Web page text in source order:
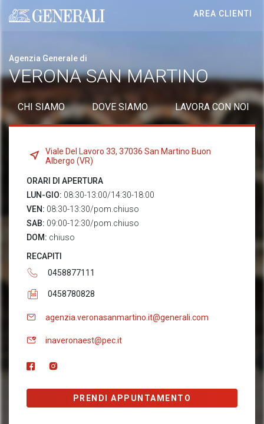
Generali logo
AREA CLIENTI
Agenzia Generale di
VERONA SAN MARTINO
CHI SIAMO DOVE SIAMO LAVORA CON NOI
Viale Del Lavoro 33, 37036 San Martino Buon
Albergo (VR)
ORARI DI APERTURA
LUN-GIO: 08:30-13:00/14:30-18:00
VEN: 08:30-13:30/pom.chiuso
SAB: 09:00-12:30/pom.chiuso
DOM: chiuso
RECAPITI
0458877111
0458780828
agenzia.veronasanmartino.it@generali.com
inaveronaest@pec.it
PRENDI APPUNTAMENTO